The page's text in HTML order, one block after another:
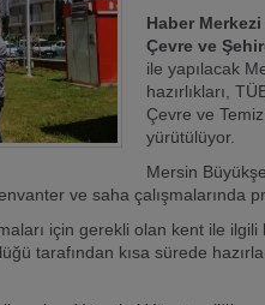
Haber Merkezi
Çevre ve
ile yapılacak
hazırlıkları,
Çevre ve
yürütülüyor.
Mersin
ve saha çalışmalarında
için gerekli olan kent ile
tarafından kısa sürede